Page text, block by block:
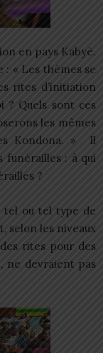
en pays Kabyè.
: « Les thèmes se
rites d’initiation
? Quels sont ces
les mêmes
Kondona. » Il
funérailles : à qui
?
tel ou tel type de
selon les niveaux
rites pour des
ne devraient pas